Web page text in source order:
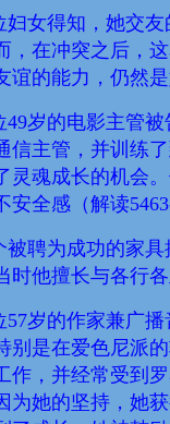
妇女得知，她交
，在冲突之后，
谊的能力 ， 仍然
49岁的电影主管
信主管 ，并训练
灵魂成长的机会
安全感（解读
被聘为成功的家
时他擅长与各行
57岁的作家兼广
别是在爱色尼派的
作，并经常受到
为她的坚持，她